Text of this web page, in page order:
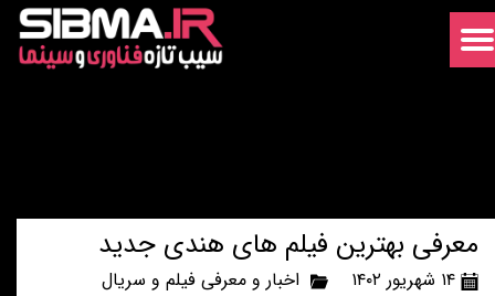
معرفی بهترین فیلم های هندی جدید
۱۴ شهریور ۱۴۰۲ اخبار و معرفی فیلم و سریال